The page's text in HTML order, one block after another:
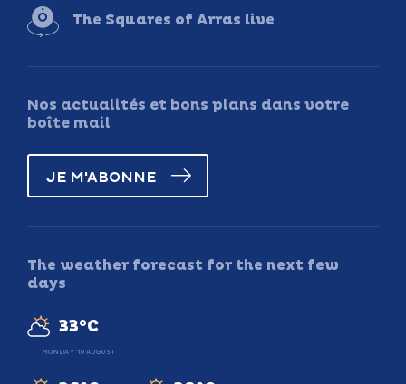
The Squares of Arras live
Nos actualités et bons plans dans votre
boîte mail
JE M'ABONNE
The weather forecast for the next few
days
33°C
MONDAY 10 AUGUST